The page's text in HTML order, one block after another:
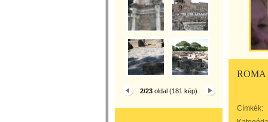
2/23 oldal (181 kép)
ROMA
Címkék: